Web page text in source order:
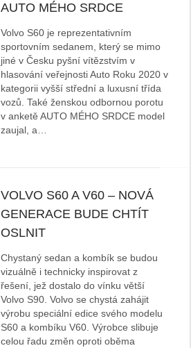
AUTO MÉHO SRDCE
Volvo S60 je reprezentativním
sportovním sedanem, který se mimo
jiné v Česku pyšní vítězstvím v
hlasování veřejnosti Auto Roku 2020 v
kategorii vyšší střední a luxusní třída
vozů. Také ženskou odbornou porotu
v anketě AUTO MÉHO SRDCE model
zaujal, a…
VOLVO S60 A V60 – NOVÁ
GENERACE BUDE CHTÍT
OSLNIT
Chystaný sedan a kombík se budou
vizuálně i technicky inspirovat z
řešení, jež dostalo do vínku větší
Volvo S90. Volvo se chystá zahájit
výrobu speciální edice svého modelu
S60 a kombíku V60. Výrobce slibuje
celou řadu změn oproti oběma